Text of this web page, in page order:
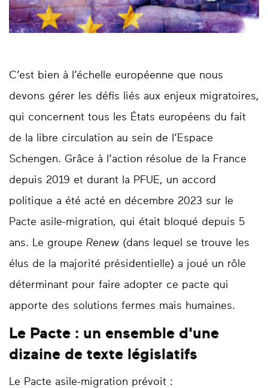
C’est bien à l’échelle européenne que nous
devons gérer les défis liés aux enjeux migratoires,
qui concernent tous les États européens du fait
de la libre circulation au sein de l’Espace
Schengen. Grâce à l’action résolue de la France
depuis 2019 et durant la PFUE, un accord
politique a été acté en décembre 2023 sur le
Pacte asile-migration, qui était bloqué depuis 5
ans. Le groupe Renew (dans lequel se trouve les
élus de la majorité présidentielle) a joué un rôle
déterminant pour faire adopter ce pacte qui
apporte des solutions fermes mais humaines.
Le Pacte : un ensemble d'une
dizaine de texte législatifs
Le Pacte asile-migration prévoit :